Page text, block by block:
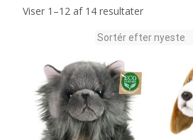
Viser 1–12 af 14 resultaterSorteret
seneste